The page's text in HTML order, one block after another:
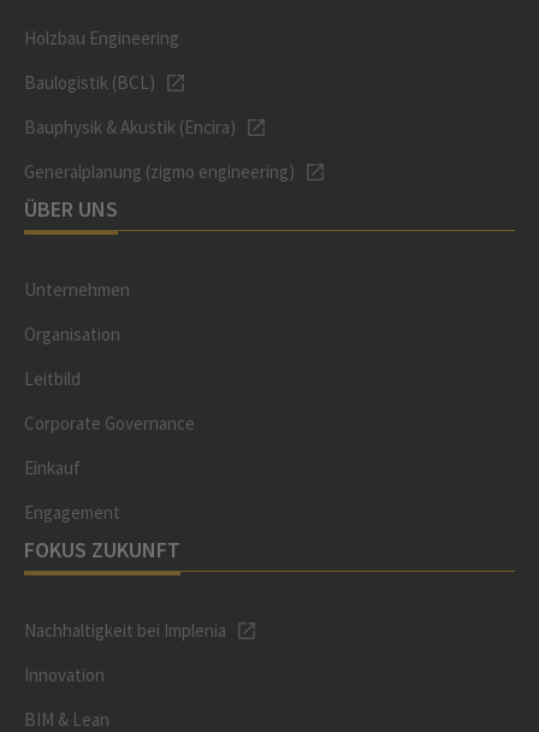
Holzbau Engineering
Baulogistik (BCL)
Bauphysik & Akustik (Encira)
Generalplanung (zigmo engineering)
ÜBER UNS
Unternehmen
Organisation
Leitbild
Corporate Governance
Einkauf
Engagement
FOKUS ZUKUNFT
Nachhaltigkeit bei Implenia
Innovation
BIM & Lean